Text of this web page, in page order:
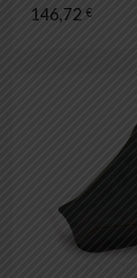
146,72 €